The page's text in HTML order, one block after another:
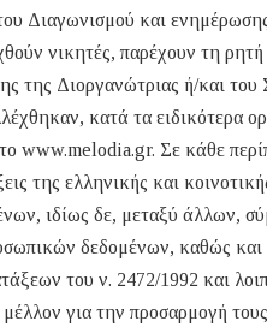
Διαγωνισμού και
νικητές, παρέχουν τη
της Διοργανώτριας ή/και του
κατά τα ειδικότερα
www.melodia.gr. Σε κάθε
της ελληνικής και
ιδίως δε, μεταξύ άλλων,
δεδομένων, καθώς
του ν. 2472/1992 και
για την προσαρμογή